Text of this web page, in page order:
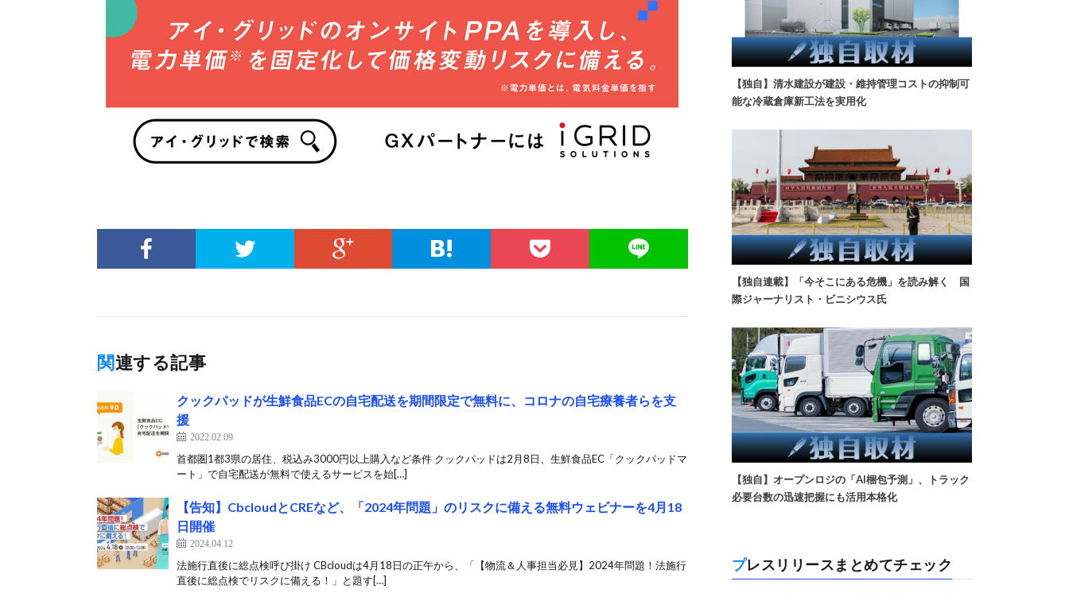
関連する記事
クックパッドが生鮮食品ECの自宅配送を期間限定で無料に、コロナの自宅療養者らを支
援
2022.02.09
首都圏1都3県の居住、税込み3000円以上購入など条件 クックパッドは2月8日、生鮮食品EC「クックパッドマ
ート」で自宅配送が無料で使えるサービスを始[…]
【告知】CbcloudとCREなど、「2024年問題」のリスクに備える無料ウェビナーを4月18
日開催
2024.04.12
法施行直後に総点検呼び掛け CBcloudは4月18日の正午から、「【物流＆人事担当必見】2024年問題！法施行
直後に総点検でリスクに備える！」と題す[…]
【独自】清水建設が建設・維持管理コストの抑制可
能な冷蔵倉庫新工法を実用化
【独自連載】「今そこにある危機」を読み解く 国
際ジャーナリスト・ビニシウス氏
【独自】オープンロジの「AI梱包予測」、トラック
必要台数の迅速把握にも活用本格化
プレスリリースまとめてチェック